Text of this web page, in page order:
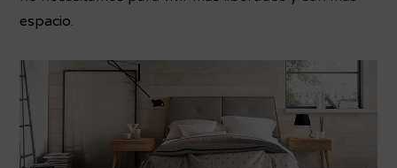
espacio.